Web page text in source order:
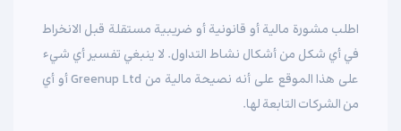
اطلب مشورة مالية أو قانونية أو ضريبية مستقلة قبل الانخراط
في أي شكل من أشكال نشاط التداول. لا ينبغي تفسير أي شيء
على هذا الموقع على أنه نصيحة مالية من Greenup Ltd أو أي
من الشركات التابعة لها.